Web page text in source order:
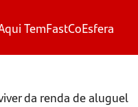
TemFastCoEsfera
da renda de aluguel